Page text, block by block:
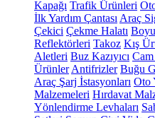
Kapağı Trafik Ürünleri
İlk Yardım Çantası Araç
Çekici Çekme Halatı
Reflektörleri Takoz Kış
Aletleri Buz Kazıyıcı
Ürünler Antifrizler Buğu
Araç Şarj İstasyonları Oto
Malzemeleri Hırdavat
Yönlendirme Levhaları